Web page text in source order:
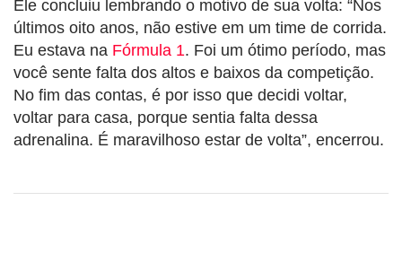
Ele concluiu lembrando o motivo de sua volta: “Nos
últimos oito anos, não estive em um time de corrida.
Eu estava na Fórmula 1. Foi um ótimo período, mas
você sente falta dos altos e baixos da competição.
No fim das contas, é por isso que decidi voltar,
voltar para casa, porque sentia falta dessa
adrenalina. É maravilhoso estar de volta”, encerrou.